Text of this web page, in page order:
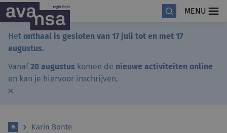
MENU
Het onthaal is gesloten van 17 juli tot en met 17
augustus.
Vanaf20 augustus komen de nieuwe activiteiten online
en kan je hiervoor inschrijven.
Karin Bonte